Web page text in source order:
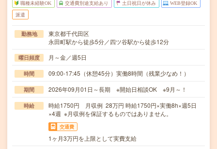
職種未経験OK 交通費別途支給あり 土日祝日が休み WEB登録OK
派遣
勤務地
東京都千代田区
永田町駅から徒歩5分／四ツ谷駅から徒歩12分
曜日頻度 月～金／週5日
時間 09:00-17:45（休憩45分）実働8時間（残業少なめ！）
期間 2026年09月01日～長期 ※開始日相談OK ※9月～！
時給
時給1750円 月収例 28万円 時給1750円×実働8h×週5日
×4週 ※月収例を保証するものではありません。
交通費
1ヶ月3万円を上限として実費支給